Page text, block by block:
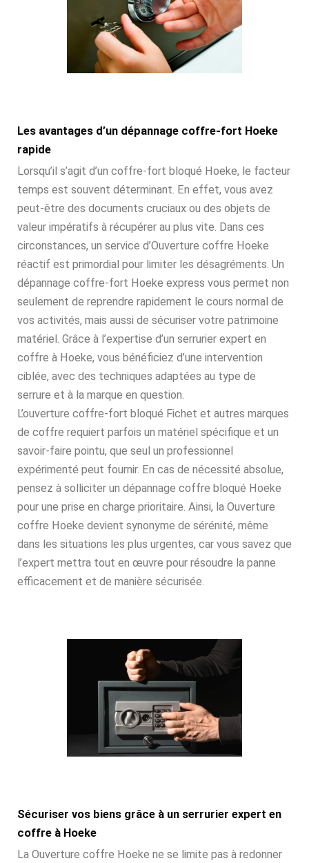
Les avantages d’un dépannage coffre-fort Hoeke
rapide
Lorsqu’il s’agit d’un coffre-fort bloqué Hoeke, le facteur
temps est souvent déterminant. En effet, vous avez
peut-être des documents cruciaux ou des objets de
valeur impératifs à récupérer au plus vite. Dans ces
circonstances, un service d’Ouverture coffre Hoeke
réactif est primordial pour limiter les désagréments. Un
dépannage coffre-fort Hoeke express vous permet non
seulement de reprendre rapidement le cours normal de
vos activités, mais aussi de sécuriser votre patrimoine
matériel. Grâce à l’expertise d’un serrurier expert en
coffre à Hoeke, vous bénéficiez d’une intervention
ciblée, avec des techniques adaptées au type de
serrure et à la marque en question.
L’ouverture coffre-fort bloqué Fichet et autres marques
de coffre requiert parfois un matériel spécifique et un
savoir-faire pointu, que seul un professionnel
expérimenté peut fournir. En cas de nécessité absolue,
pensez à solliciter un dépannage coffre bloqué Hoeke
pour une prise en charge prioritaire. Ainsi, la Ouverture
coffre Hoeke devient synonyme de sérénité, même
dans les situations les plus urgentes, car vous savez que
l’expert mettra tout en œuvre pour résoudre la panne
efficacement et de manière sécurisée.
Sécuriser vos biens grâce à un serrurier expert en
coffre à Hoeke
La Ouverture coffre Hoeke ne se limite pas à redonner